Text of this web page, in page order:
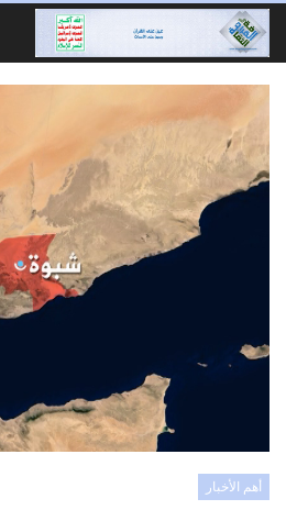
أهم الأخبار